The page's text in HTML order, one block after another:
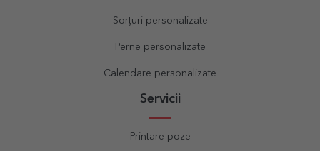
Sorțuri personalizate
Perne personalizate
Calendare personalizate
Servicii
Printare poze